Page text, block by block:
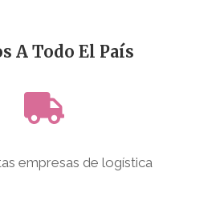
A Todo El País
empresas de logística